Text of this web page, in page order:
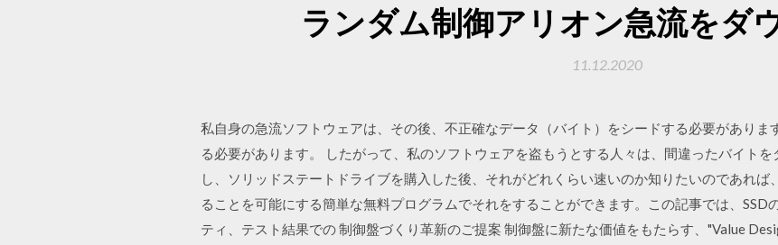
ランダム制御アリオン急流をダ
11.12.2020
私自身の急流ソフトウェアは、その後、不正確なデータ（バイト）をシードする必要がありま
る必要があります。 したがって、私のソフトウェアを盗もうとする人々は、間違ったバイト
し、ソリッドステートドライブを購入した後、それがどれくらい速いのか知りたいのであれば
ることを可能にする簡単な無料プログラムでそれをすることができます。この記事では、SSD
ティ、テスト結果での 制御盤づくり革新のご提案 制御盤に新たな価値をもたらす、"Value